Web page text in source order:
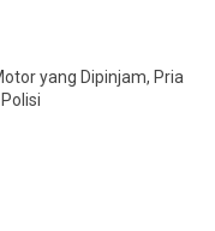
yang Dipinjam, Pria